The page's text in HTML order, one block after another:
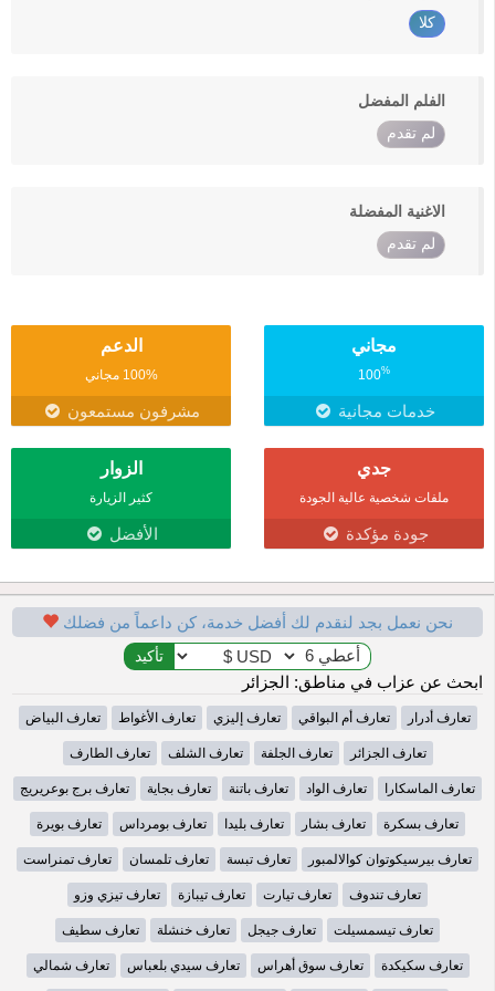
كلا
الفلم المفضل
لم تقدم
الاغنية المفضلة
لم تقدم
مجاني
100%
خدمات مجانية
الدعم
100% مجاني
مشرفون مستمعون
جدي
ملفات شخصية عالية الجودة
جودة مؤكدة
الزوار
كثير الزيارة
الأفضل
نحن نعمل بجد لنقدم لك أفضل خدمة، كن داعماً من فضلك
ابحث عن عزاب في مناطق: الجزائر
تعارف أدرار تعارف أم البواقي تعارف إليزي تعارف الأغواط تعارف البياض
تعارف الجزائر تعارف الجلفة تعارف الشلف تعارف الطارف
تعارف الماسكارا تعارف الواد تعارف باتنة تعارف بجاية تعارف برج بوعريريج
تعارف بسكرة تعارف بشار تعارف بليدا تعارف بومرداس تعارف بويرة
تعارف بيرسيكوتوان كوالالمبور تعارف تبسة تعارف تلمسان تعارف تمنراست
تعارف تندوف تعارف تيارت تعارف تيبازة تعارف تيزي وزو
تعارف تيسمسيلت تعارف جيجل تعارف خنشلة تعارف سطيف
تعارف سكيكدة تعارف سوق أهراس تعارف سيدي بلعباس تعارف شمالي